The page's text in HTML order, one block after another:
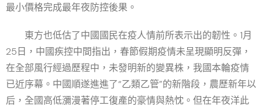
最小價格完成最年夜防控後果。
東方也低估了中國國民在疫人情前所表示出的韌性。1月
25日，中國疾控中間指出，春節假期疫情未呈現顯明反彈，
在全部風行經過歷程中，未發明新的變異株，我國本輪疫情
已近序幕。中國順遂進進了“乙類乙管”的新階段，農歷新年以
后，全國高低瀰漫著停工復產的豪情與熱忱。但在年夜洋此